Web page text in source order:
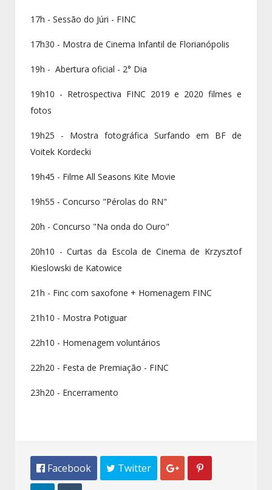
17h - Sessão do Júri - FINC
17h30 - Mostra de Cinema Infantil de Florianópolis
19h - Abertura oficial - 2° Dia
19h10 - Retrospectiva FINC 2019 e 2020 filmes e
fotos
19h25 - Mostra fotográfica Surfando em BF de
Voitek Kordecki
19h45 - Filme All Seasons Kite Movie
19h55 - Concurso "Pérolas do RN"
20h - Concurso "Na onda do Ouro"
20h10 - Curtas da Escola de Cinema de Krzysztof
Kieslowski de Katowice
21h - Finc com saxofone + Homenagem FINC
21h10 - Mostra Potiguar
22h10 - Homenagem voluntários
22h20 - Festa de Premiação - FINC
23h20 - Encerramento
 Facebook  Twitter  